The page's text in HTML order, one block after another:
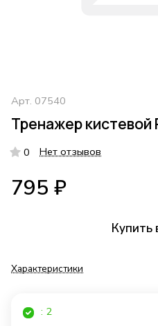
Арт. 07540
Тренажер кистевой
0 Нет отзывов
795 ₽
Купить
Характеристики
: 2